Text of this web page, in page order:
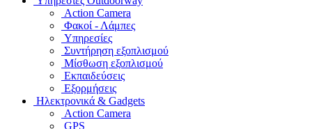
Action Camera
Φακοί - Λάμπες
Υπηρεσίες
Συντήρηση εξοπλισμού
Μίσθωση εξοπλισμού
Εκπαιδεύσεις
Εξορμήσεις
Ηλεκτρονικά & Gadgets
Action Camera
GPS